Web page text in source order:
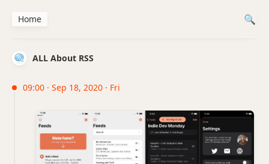
ALL About RSS
09:00 · Sep 18, 2020 · Fri
Home